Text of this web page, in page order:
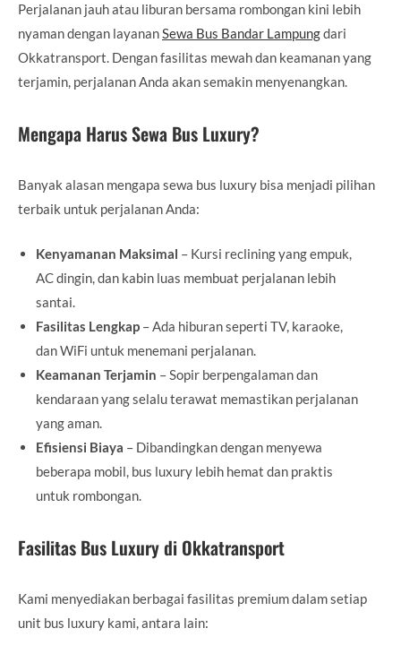
Perjalanan jauh atau liburan bersama rombongan kini lebih
nyaman dengan layananSewa Bus Bandar Lampungdari
Okkatransport. Dengan fasilitas mewah dan keamanan yang
terjamin, perjalanan Anda akan semakin menyenangkan.
Mengapa Harus Sewa Bus Luxury?
Banyak alasan mengapa sewa bus luxury bisa menjadi pilihan
terbaik untuk perjalanan Anda:
Kenyamanan Maksimal – Kursi reclining yang empuk,
AC dingin, dan kabin luas membuat perjalanan lebih
santai.
Fasilitas Lengkap – Ada hiburan seperti TV, karaoke,
dan WiFi untuk menemani perjalanan.
Keamanan Terjamin – Sopir berpengalaman dan
kendaraan yang selalu terawat memastikan perjalanan
yang aman.
Efisiensi Biaya – Dibandingkan dengan menyewa
beberapa mobil, bus luxury lebih hemat dan praktis
untuk rombongan.
Fasilitas Bus Luxury di Okkatransport
Kami menyediakan berbagai fasilitas premium dalam setiap
unit bus luxury kami, antara lain: